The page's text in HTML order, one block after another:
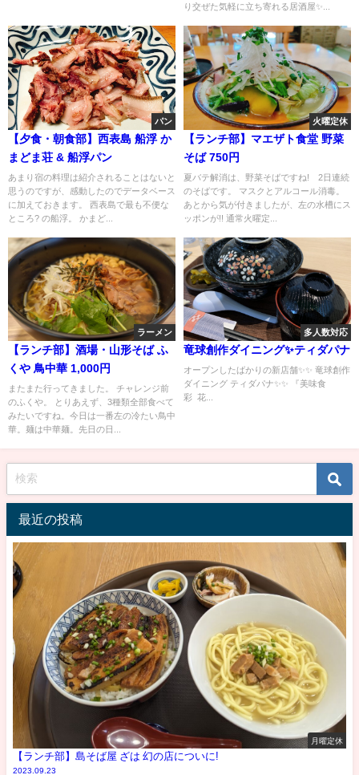
り交ぜた気軽に立ち寄れる居酒屋✨...
パン
【夕食・朝食部】西表島 船浮 か
まどま荘 & 船浮パン
あまり宿の料理は紹介されることはないと
思うのですが、感動したのでデータベース
に加えておきます。 西表島で最も不便な
ところ? の船浮。 かまど...
火曜定休
【ランチ部】マエザト食堂 野菜
そば 750円
夏バテ解消は、野菜そばですね! 2日連続
のそばです。 マスクとアルコール消毒。
あとから気が付きましたが、左の水槽にス
ッポンが!! 通常火曜定...
ラーメン
【ランチ部】酒場・山形そば ふ
くや 鳥中華 1,000円
またまた行ってきました。 チャレンジ前
のふくや。 とりあえず、3種類全部食べて
みたいですね。今日は一番左の冷たい鳥中
華。麺は中華麺。先日の日...
多人数対応
竜球創作ダイニング✨ティダパナ
オープンしたばかりの新店舗✨✨ 竜球創作
ダイニング ティダパナ✨✨ 『美味食
彩 花...
最近の投稿
月曜定休
【ランチ部】島そば屋 ざは 幻の店についに!
2023.09.23